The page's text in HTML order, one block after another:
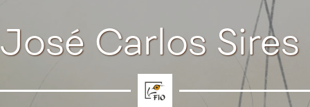
José Carlos Sires